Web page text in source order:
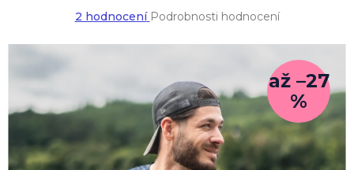
Průměrné
hodnocení
hvězdiček.
2 hodnocení Podrobnosti hodnocení
až –27
%